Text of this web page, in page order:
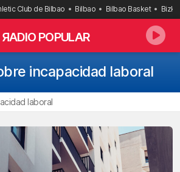
Club de Bilbao Bilbao Bilbao Basket
RADIO POPULAR
incapacidad laboral
laboral